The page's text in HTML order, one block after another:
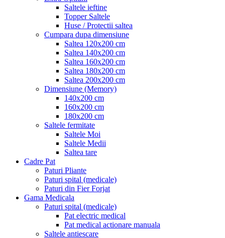
Saltele ieftine
Topper Saltele
Huse / Protectii saltea
Cumpara dupa dimensiune
Saltea 120x200 cm
Saltea 140x200 cm
Saltea 160x200 cm
Saltea 180x200 cm
Saltea 200x200 cm
Dimensiune (Memory)
140x200 cm
160x200 cm
180x200 cm
Saltele fermitate
Saltele Moi
Saltele Medii
Saltea tare
Cadre Pat
Paturi Pliante
Paturi spital (medicale)
Paturi din Fier Forjat
Gama Medicala
Paturi spital (medicale)
Pat electric medical
Pat medical actionare manuala
Saltele antiescare